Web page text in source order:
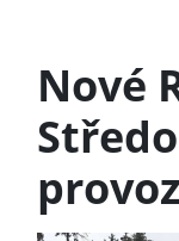
Nové